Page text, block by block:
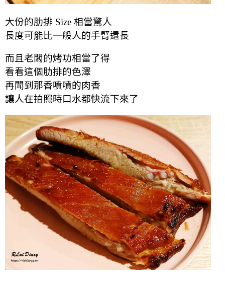
大份的肋排 Size 相當驚人
長度可能比一般人的手臂還長
而且老闆的烤功相當了得
看看這個肋排的色澤
再聞到那香噴噴的肉香
讓人在拍照時口水都快流下來了